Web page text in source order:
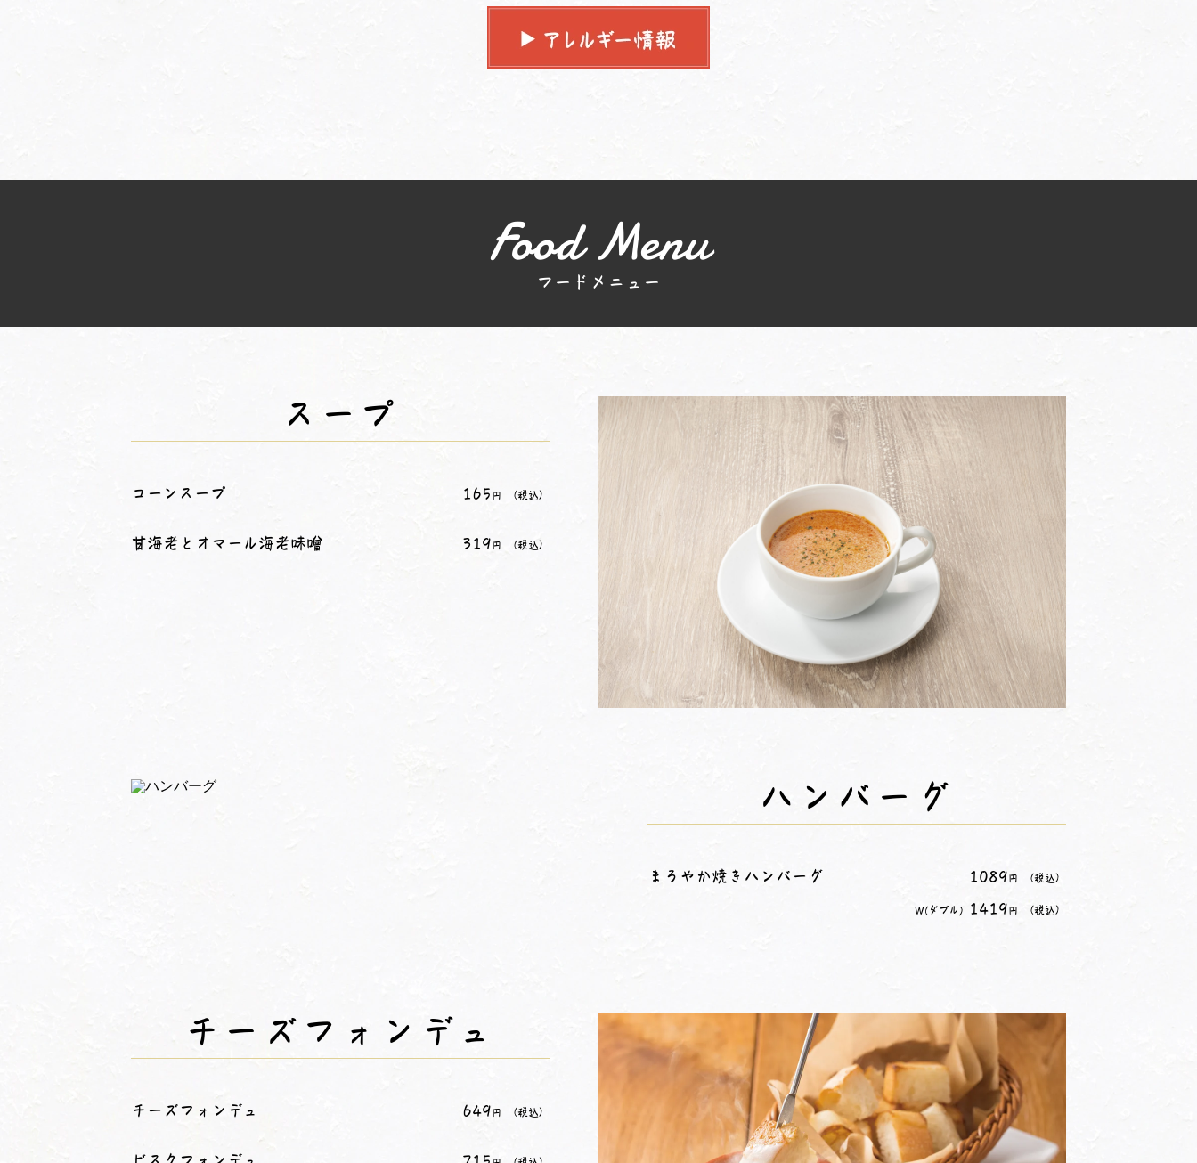
Food Menu
フードメニュー
スープ
コーンスープ 165 円 （税込）
甘海老とオマール海老味噌 319 円 （税込）
ハンバーグ
まろやか焼きハンバーグ 1089 円 （税込）
W(ダブル) 1419 円 （税込）
チーズフォンデュ
チーズフォンデュ 649 円 （税込）